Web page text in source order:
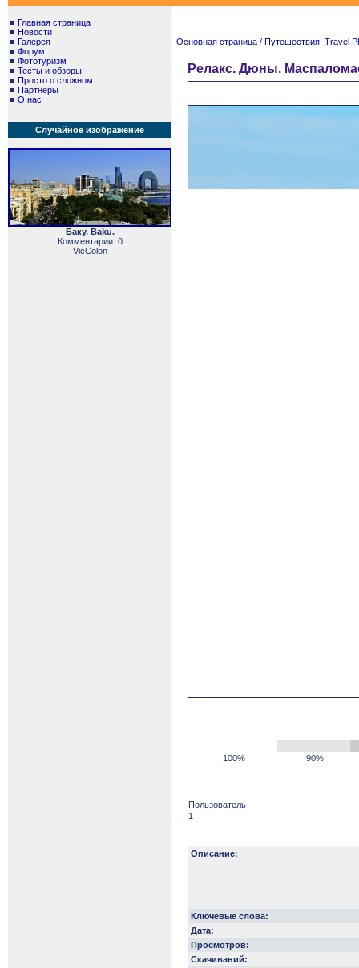
■ Главная страница
■ Новости
■ Галерея
■ Форум
■ Фототуризм
■ Тесты и обзоры
■ Просто о сложном
■ Партнеры
■ О нас
Случайное изображение
Баку. Baku.
Комментарии: 0
VicColon
Основная страница / Путешествия. Travel
Релакс. Дюны.
100% 90%
Пользователь
1
Описание:
Ключевые слова:
Дата:
Просмотров:
Скачиваний: